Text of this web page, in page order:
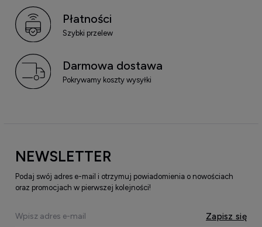
Płatności
Szybki przelew
Darmowa dostawa
Pokrywamy koszty wysyłki
NEWSLETTER
Podaj swój adres e-mail i otrzymuj powiadomienia o nowościach
oraz promocjach w pierwszej kolejności!
Zapisz się